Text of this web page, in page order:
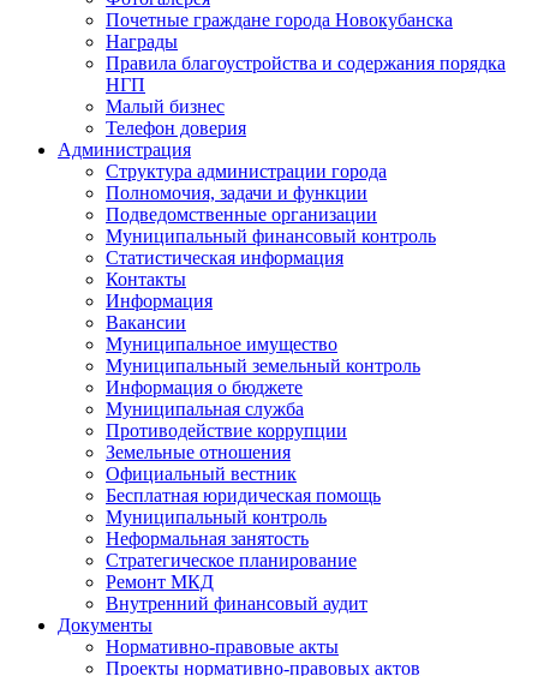
Почетные граждане города Новокубанска
Награды
Правила благоустройства и содержания порядка
НГП
Малый бизнес
Телефон доверия
Администрация
Структура администрации города
Полномочия, задачи и функции
Подведомственные организации
Муниципальный финансовый контроль
Статистическая информация
Контакты
Информация
Вакансии
Муниципальное имущество
Муниципальный земельный контроль
Информация о бюджете
Муниципальная служба
Противодействие коррупции
Земельные отношения
Официальный вестник
Бесплатная юридическая помощь
Муниципальный контроль
Неформальная занятость
Стратегическое планирование
Ремонт МКД
Внутренний финансовый аудит
Документы
Нормативно-правовые акты
Проекты нормативно-правовых актов